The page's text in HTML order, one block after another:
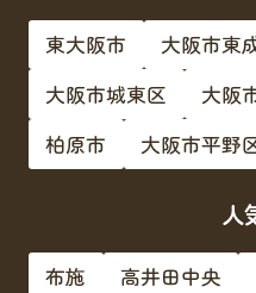
東大阪市 大阪市東
大阪市城東区
大阪
柏原市
大阪市平野
人
布施 高井田中央